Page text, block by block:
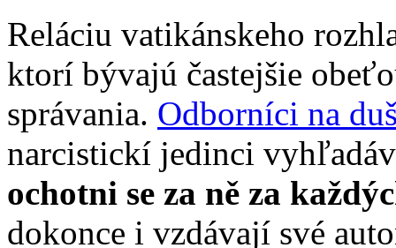
Reláciu vatikánskeho
ktorí bývajú častejšie
správania. Odborníci na
narcistickí jedinci
ochotni se za ně za
dokonce i vzdávají své